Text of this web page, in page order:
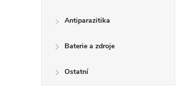
Antiparazitika
Baterie a zdroje
Ostatní